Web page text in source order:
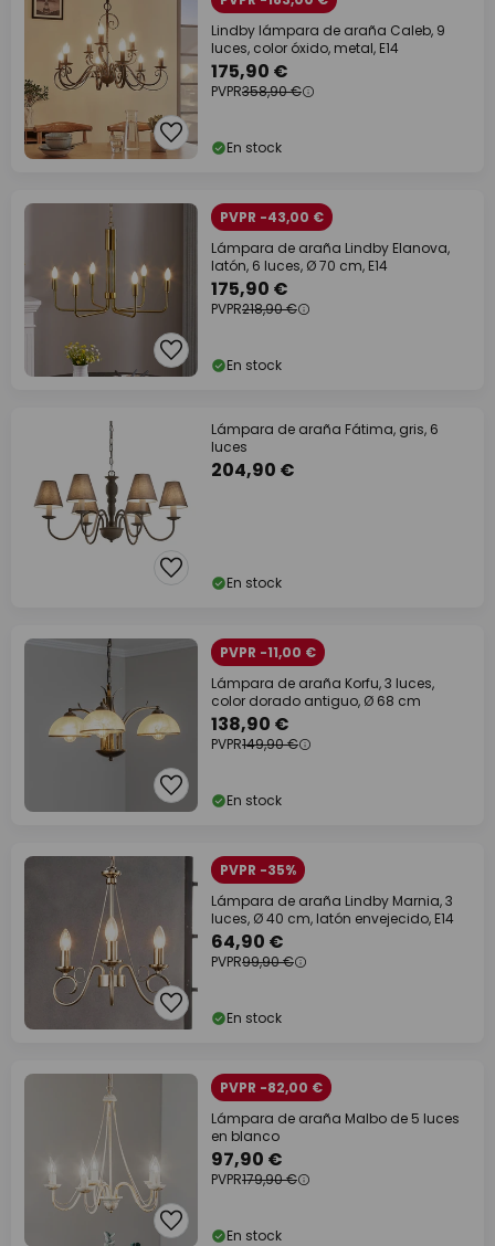
Lindby lámpara de araña Caleb, 9
luces, color óxido, metal, E14
175,90 €
PVPR358,90 €
En stock
PVPR -43,00 €
Lámpara de araña Lindby Elanova,
latón, 6 luces, Ø 70 cm, E14
175,90 €
PVPR218,90 €
En stock
Lámpara de araña Fátima, gris, 6
luces
204,90 €
En stock
PVPR -11,00 €
Lámpara de araña Korfu, 3 luces,
color dorado antiguo, Ø 68 cm
138,90 €
PVPR149,90 €
En stock
PVPR -35%
Lámpara de araña Lindby Marnia, 3
luces, Ø 40 cm, latón envejecido, E14
64,90 €
PVPR99,90 €
En stock
PVPR -82,00 €
Lámpara de araña Malbo de 5 luces
en blanco
97,90 €
PVPR179,90 €
En stock